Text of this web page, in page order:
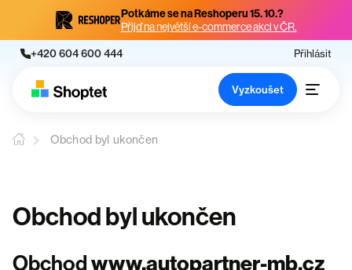
Potkáme se na Reshoperu 15. 10.?
Přijď na největší e-commerce akci v ČR.
+420 604 600 444 Přihlásit
Vyzkoušet
Obchod byl ukončen
Obchod byl ukončen
Obchodwww.autopartner-mb.cz